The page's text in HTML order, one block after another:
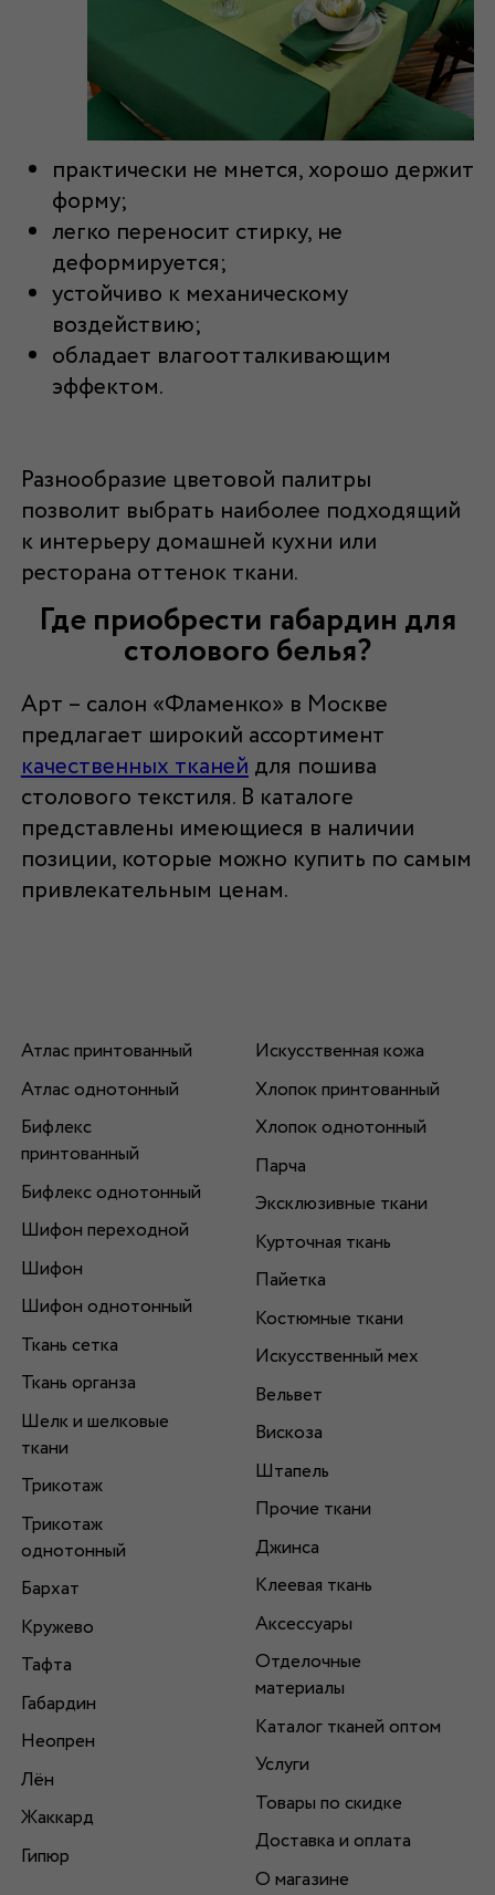
практически не мнется, хорошо держит
форму;
легко переносит стирку, не
деформируется;
устойчиво к механическому
воздействию;
обладает влагоотталкивающим
эффектом.
Разнообразие цветовой палитры
позволит выбрать наиболее подходящий
к интерьеру домашней кухни или
ресторана оттенок ткани.
Где приобрести габардин для
столового белья?
Арт – салон «Фламенко» в Москве
предлагает широкий ассортимент
качественных тканейдля пошива
столового текстиля. В каталоге
представлены имеющиеся в наличии
позиции, которые можно купить по самым
привлекательным ценам.
Атлас принтованный
Атлас однотонный
Бифлекс
принтованный
Бифлекс однотонный
Шифон переходной
Шифон
Шифон однотонный
Ткань сетка
Ткань органза
Шелк и шелковые
ткани
Трикотаж
Трикотаж
однотонный
Бархат
Кружево
Тафта
Габардин
Неопрен
Лён
Жаккард
Гипюр
Искусственная кожа
Хлопок принтованный
Хлопок однотонный
Парча
Эксклюзивные ткани
Курточная ткань
Пайетка
Костюмные ткани
Искусственный мех
Вельвет
Вискоза
Штапель
Прочие ткани
Джинса
Клеевая ткань
Аксессуары
Отделочные
материалы
Каталог тканей оптом
Услуги
Товары по скидке
Доставка и оплата
О магазине